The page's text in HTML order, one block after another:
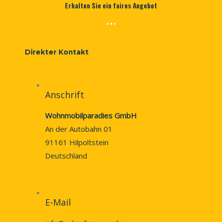
Erhalten Sie ein faires Angebot
...
Direkter Kontakt
Anschrift
Wohnmobilparadies GmbH
An der Autobahn 01
91161 Hilpoltstein
Deutschland
E-Mail